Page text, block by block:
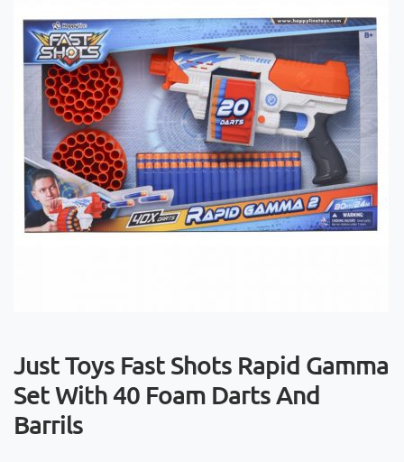
Just Toys Fast Shots Rapid Gamma
Set With 40 Foam Darts And
Barrils